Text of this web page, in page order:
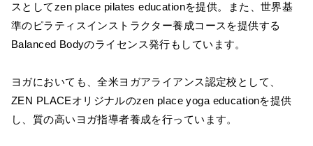
スとしてzen place pilates educationを提供。また、世界基
準のピラティスインストラクター養成コースを提供する
Balanced Bodyのライセンス発行もしています。
ヨガにおいても、全米ヨガアライアンス認定校として、
ZEN PLACEオリジナルのzen place yoga educationを提供
し、質の高いヨガ指導者養成を行っています。